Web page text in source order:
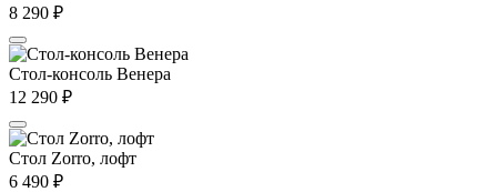
8 290 ₽
Стол-консоль Венера
12 290 ₽
Стол Zorro, лофт
6 490 ₽